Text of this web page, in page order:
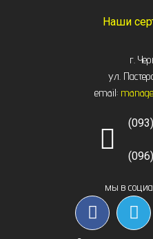
Звенигородка,
Монастырище, Смела,
Черкассы,
Наши
г.
ул.
email:
мы в